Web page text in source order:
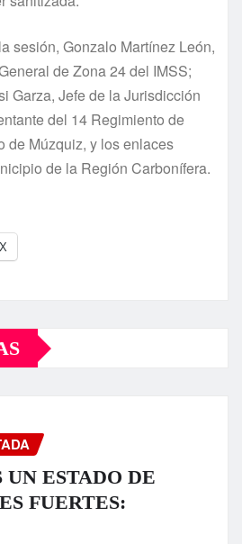
sesión, Gonzalo Martínez León,
de Zona 24 del IMSS;
Garza, Jefe de la Jurisdicción
del 14 Regimiento de
de Múzquiz, y los enlaces
de la Región Carbonífera.
X
ESTADO DE
FUERTES: